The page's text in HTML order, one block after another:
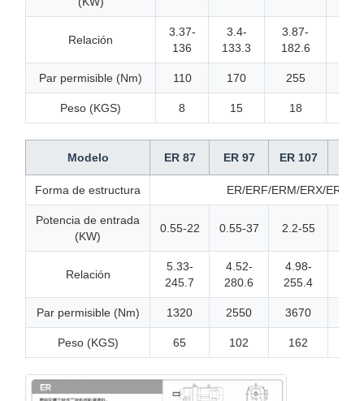
Relación
3.37-
136
3.4-
133.3
3.87-
182.6
Par permisible (Nm) 110 170 255
Peso (KGS) 8 15 18
Modelo ER 87 ER 97 ER 107
Forma de estructura ER/ERF/ERM/ERX/ERXF/
Potencia de entrada
(KW)
0.55-22 0.55-37 2.2-55
Relación
5.33-
245.7
4.52-
280.6
4.98-
255.4
Par permisible (Nm) 1320 2550 3670
Peso (KGS) 65 102 162